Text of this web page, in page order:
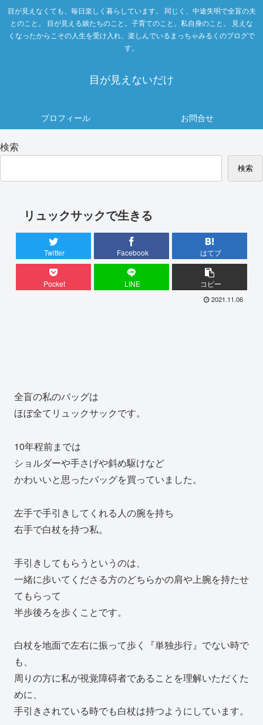
目が見えなくても、毎日楽しく暮らしています。 同じく、中途失明で全盲の夫
とのこと。 目が見える娘たちのこと。子育てのこと。私自身のこと。 見えな
くなったからこその人生を受け入れ、楽しんでいるまっちゃみるくのブログで
す。
目が見えないだけ
プロフィール お問合せ
検索
検索
リュックサックで生きる
Twitter Facebook はてブ
Pocket LINE コピー
2021.11.06
全盲の私のバッグは
ほぼ全てリュックサックです。
10年程前までは
ショルダーや手さげや斜め駆けなど
かわいいと思ったバッグを買っていました。
左手で手引きしてくれる人の腕を持ち
右手で白杖を持つ私。
手引きしてもらうというのは、
一緒に歩いてくださる方のどちらかの肩や上腕を持たせ
てもらって
半歩後ろを歩くことです。
白杖を地面で左右に振って歩く『単独歩行』でない時で
も、
周りの方に私が視覚障碍者であることを理解いただくた
めに、
手引きされている時でも白杖は持つようにしています。